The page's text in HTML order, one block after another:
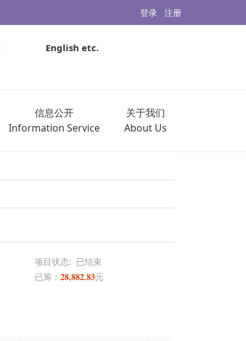
登录 注册
English etc.
信息公开
Information Service
关于我们
About Us
项目状态: 已结束
已筹： 28,882.83元